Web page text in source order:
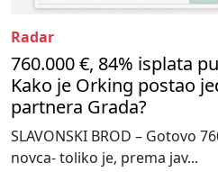
Radar
760.000 €, 84% isplata
Kako je Orking postao
partnera Grada?
SLAVONSKI BROD – Gotovo
novca- toliko je, prema jav...